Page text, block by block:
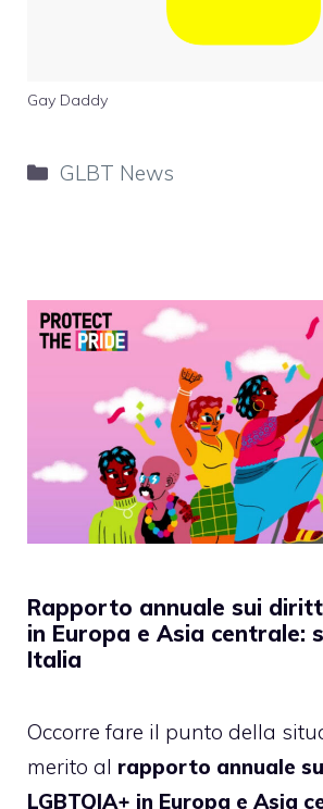
Gay Daddy
Categorie
GLBT News
Rapporto annuale sui
in Europa e Asia centrale:
Italia
Occorre fare il punto della
merito al rapporto annuale
LGBTQIA+ in Europa e Asia